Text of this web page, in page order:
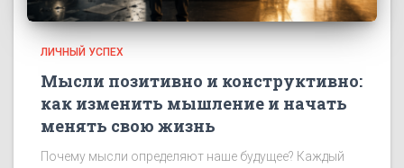
ЛИЧНЫЙ УСПЕХ
Мысли позитивно и конструктивно:
как изменить мышление и начать
менять свою жизнь
Почему мысли определяют наше будущее? Каждый